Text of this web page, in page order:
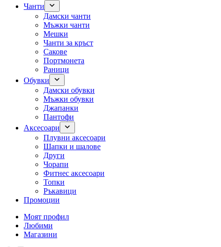
Чанти
Дамски чанти
Мъжки чанти
Мешки
Чанти за кръст
Сакове
Портмонета
Раници
Обувки
Дамски обувки
Мъжки обувки
Джапанки
Пантофи
Аксесоари
Плувни аксесоари
Шапки и шалове
Други
Чорапи
Фитнес аксесоари
Топки
Ръкавици
Промоции
Моят профил
Любими
Магазини